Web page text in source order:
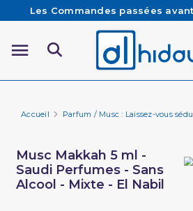
Les Commandes passées
sont préparées et
Besoin d'aide ?
Livraison offerte à partir
Accueil Parfum / Musc : Laissez-vous
Musc Makkah 5 ml -
Saudi Perfumes - Sans
Alcool - Mixte - El Nabil